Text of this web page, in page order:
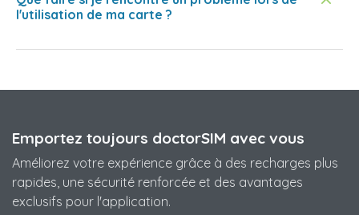
l'utilisation de ma carte ?
Emportez toujours doctorSIM avec vous
Améliorez votre expérience grâce à des recharges plus
rapides, une sécurité renforcée et des avantages
exclusifs pour l'application.